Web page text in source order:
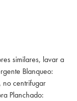
similares, lavar a
Blanqueo:
no centrifugar
Planchado: